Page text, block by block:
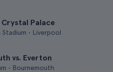
Crystal Palace
Stadium • Liverpool
vs. Everton
• Bournemouth